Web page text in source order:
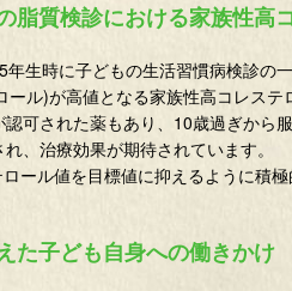
脂質検診における家族性高
生時に子どもの生活習慣病検診の
ール)が高値となる家族性高コレス
可された薬もあり、10歳過ぎから
、治療効果が期待されています。
ール値を目標値に抑えるように積極
た子ども自身への働きかけ